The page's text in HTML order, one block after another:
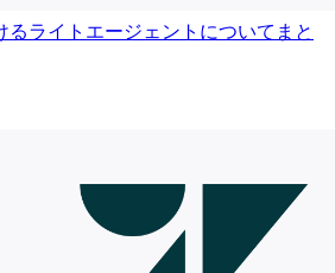
ライトエージェントについてまと